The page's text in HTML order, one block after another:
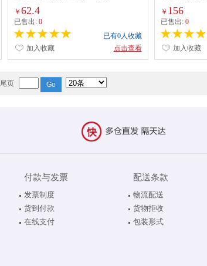
￥62.4
已售出:0
已有0人收藏
点击查看
加入收藏
￥ 156
已售出: 0
加入收藏
尾页
付款与发票
发票制度
货到付款
在线支付
配送条款
物流配送
货物拒收
包装形式